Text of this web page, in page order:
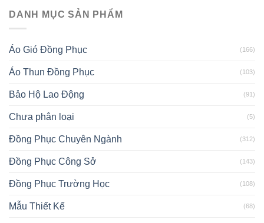
DANH MỤC SẢN PHẨM
Áo Gió Đồng Phục (166)
Áo Thun Đồng Phục (103)
Bảo Hộ Lao Động (91)
Chưa phân loại (5)
Đồng Phục Chuyên Ngành (312)
Đồng Phục Công Sở (143)
Đồng Phục Trường Học (108)
Mẫu Thiết Kế (68)